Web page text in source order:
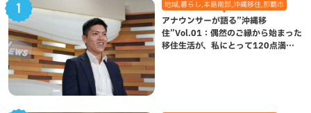
地域,暮らし,本島南部,沖縄移住,那覇市
アナウンサーが語る”沖縄移
住”Vol.01：偶然のご縁から始まった
移住生活が、私にとって120点満点